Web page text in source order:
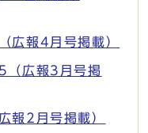
広報4月号掲載）
広報3月号掲
報2月号掲載）